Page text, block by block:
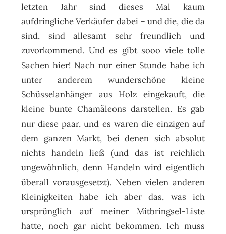
letzten Jahr sind dieses Mal kaum
aufdringliche Verkäufer dabei – und die, die da
sind, sind allesamt sehr freundlich und
zuvorkommend. Und es gibt sooo viele tolle
Sachen hier! Nach nur einer Stunde habe ich
unter anderem wunderschöne kleine
Schüsselanhänger aus Holz eingekauft, die
kleine bunte Chamäleons darstellen. Es gab
nur diese paar, und es waren die einzigen auf
dem ganzen Markt, bei denen sich absolut
nichts handeln ließ (und das ist reichlich
ungewöhnlich, denn Handeln wird eigentlich
überall vorausgesetzt). Neben vielen anderen
Kleinigkeiten habe ich aber das, was ich
ursprünglich auf meiner Mitbringsel-Liste
hatte, noch gar nicht bekommen. Ich muss